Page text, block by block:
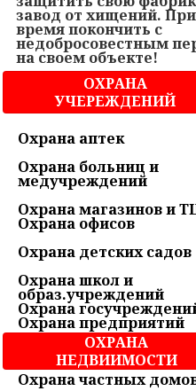
Охрана аптек
Охрана больниц и
медучреждений
Охрана магазинов и
Охрана офисов
Охрана детских садов
Охрана школ и
образ.учреждений
Охрана
Охрана предприятий
Охрана частных
ОХРАНА
УЧЕРЕЖДЕНИЙ
ОХРАНА
НЕДВИИМОСТИ
завод от хищений.
время покончить с
недобросовестным
на своем объекте!